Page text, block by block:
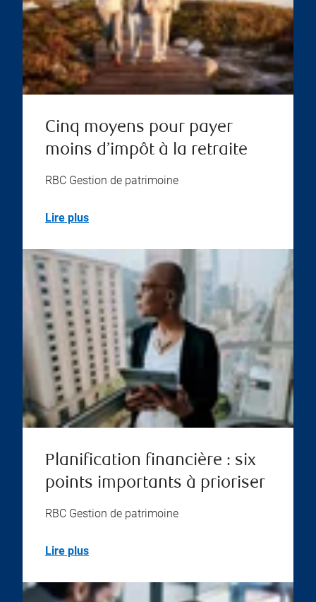
Cinq moyens pour payer
moins d’impôt à la retraite
RBC Gestion de patrimoine
Lire plus
Planification financière : six
points importants à prioriser
RBC Gestion de patrimoine
Lire plus